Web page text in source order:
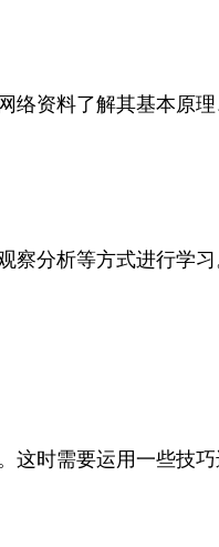
资料了解其基本原
分析等方式进行学
时需要运用一些技